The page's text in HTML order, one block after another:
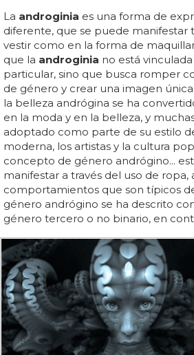
La androginia es una forma de
diferente, que se puede manifestar
vestir como en la forma de
que la androginia no está
particular, sino que busca romper
de género y crear una imagen
la belleza andrógina se ha
en la moda y en la belleza, y
adoptado como parte de su estilo
moderna, los artistas y la cultura
concepto de género andrógino...
manifestar a través del uso de ropa,
comportamientos que son típicos
género andrógino se ha descrito
género tercero o no binario, en